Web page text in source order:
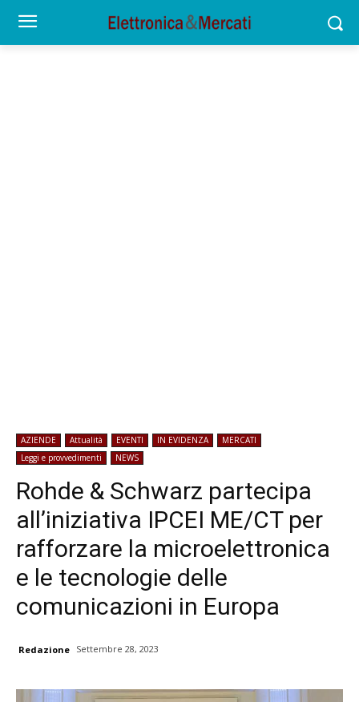
AZIENDE Attualità EVENTI IN EVIDENZA
MERCATI
Leggi e provvedimenti
NEWS
Rohde & Schwarz partecipa
all’iniziativa IPCEI ME/CT per
rafforzare la microelettronica
e le tecnologie delle
comunicazioni in Europa
Redazione Settembre 28, 2023